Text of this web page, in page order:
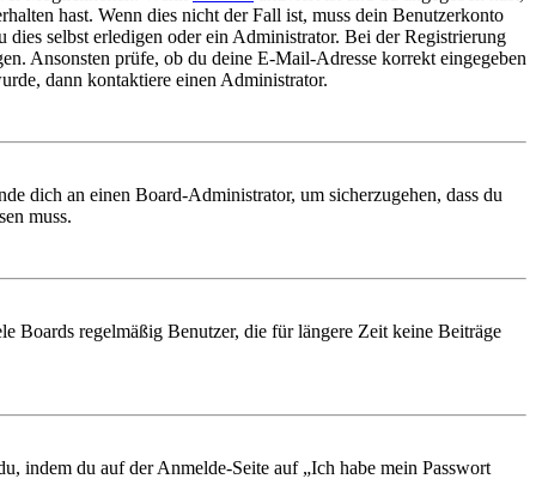
hast. Wenn dies nicht der Fall ist, muss dein Benutzerkonto
selbst erledigen oder ein Administrator. Bei der Registrierung
Ansonsten prüfe, ob du deine E-Mail-Adresse korrekt eingegeben
dann kontaktiere einen Administrator.
dich an einen Board-Administrator, um sicherzugehen, dass du
muss.
Boards regelmäßig Benutzer, die für längere Zeit keine Beiträge
indem du auf der Anmelde-Seite auf „Ich habe mein Passwort